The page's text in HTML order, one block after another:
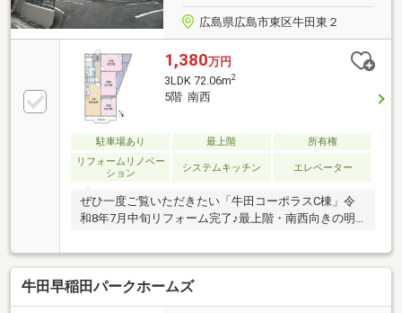
広島県広島市東区牛田東２
1,380万円
3LDK 72.06m2
5階 南西
駐車場あり 最上階
所有権
リフォームリノベー
ション
システムキッチン エレベーター
ぜひ一度ご覧いただきたい「牛田コーポラスC棟」令
和8年7月中旬リフォーム完了♪最上階・南西向きの明
ス・シャワー付洗面化粧台・防水パン・温水洗浄便座
付トイレを新規交換。さらに、マルチリモコン付給湯
器や給水管・給湯管・排水管（専有部分）も交換済み
で安心してお住まいいただけます。また、内窓（一
牛田早稲田パークホームズ